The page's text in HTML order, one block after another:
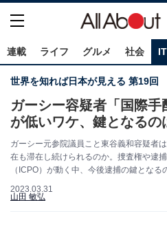
連載 ライフ グルメ 社会
世界を知れば日本が見える 第19回
ガーシー容疑者「国際
が低いワケ、鍵となる
ガーシー元参院議員こと東谷義和容疑者
在も滞在し続けられるのか。捜査権や逮
（ICPO）が動く中、今後逮捕の鍵とな
2023.03.31
山田 敏弘